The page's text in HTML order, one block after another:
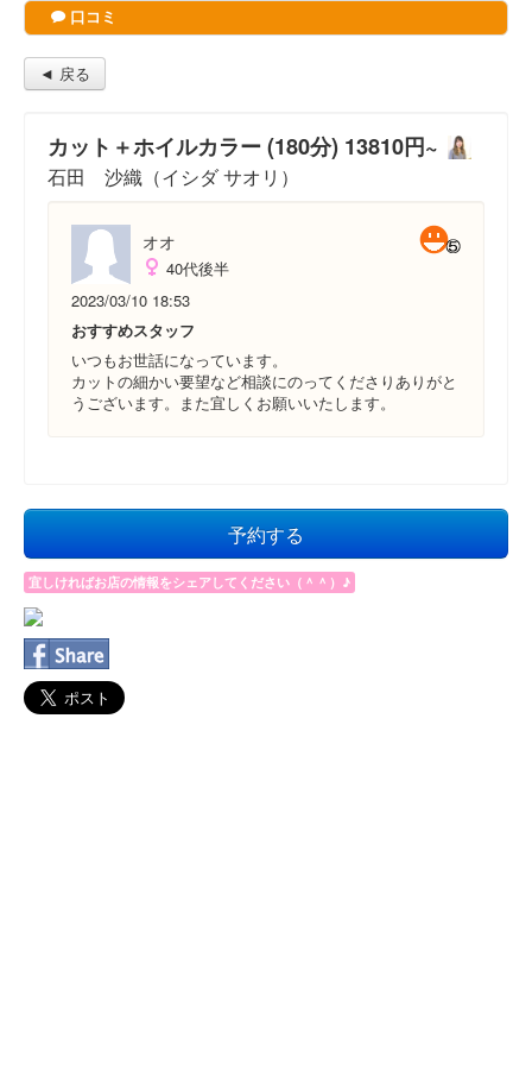
口コミ
◄ 戻る
カット＋ホイルカラー (180分) 13810円~
石田 沙織（イシダ サオリ）
オオ
40代後半
2023/03/10 18:53
おすすめスタッフ
いつもお世話になっています。
カットの細かい要望など相談にのってくださりありがと
うございます。また宜しくお願いいたします。
予約する
宜しければお店の情報をシェアしてください（＾＾）♪